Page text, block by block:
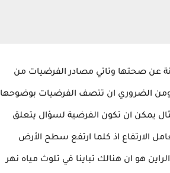
عن صحتها وتاتي مصادر الفرضيات من
ومن الضروري ان تتصف الفرضيات بوضوحها
يمكن ان تكون الفرضية لسؤال يتعلق
الارتفاع اذ كلما ارتفع سطح الأرض
هو ان هنالك تباينا في تلوث مياه نهر